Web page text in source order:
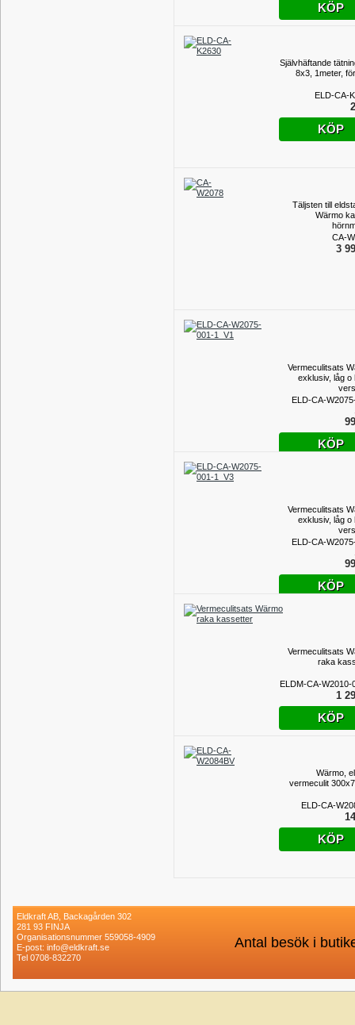
KÖP
Självhäftande
8x3, 1meter,
ELD-CA-
KÖP
Täljsten till
Wärmo
CA-
3
Vermeculitsats
exklusiv, låg o
ELD-CA-
KÖP
Vermeculitsats
exklusiv, låg o
ELD-CA-
KÖP
Vermeculitsats
raka
ELDM-CA-W2010-
1
KÖP
Wärmo,
vermeculit
ELD-CA-
KÖP
Eldkraft AB, Backagården 302
281 93 FINJA
Organisationsnummer 559058-4909
E-post: info@eldkraft.se
Tel 0708-832270
Antal besök i